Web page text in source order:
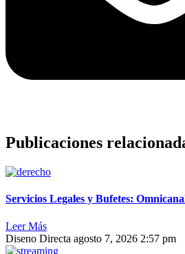
Publicaciones
Servicios Legales y Bufetes:
Leer Más
Diseno Directa agosto 7, 2026 2:57 pm